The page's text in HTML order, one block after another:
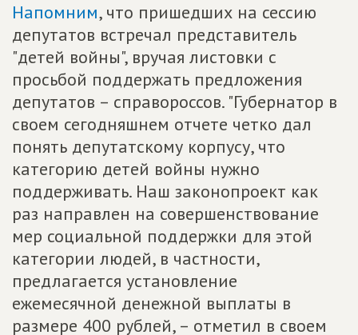
Напомним, что пришедших на сессию
депутатов встречал представитель
"детей войны", вручая листовки с
просьбой поддержать предложения
депутатов – справороссов. "Губернатор в
своем сегодняшнем отчете четко дал
понять депутатскому корпусу, что
категорию детей войны нужно
поддерживать. Наш законопроект как
раз направлен на совершенствование
мер социальной поддержки для этой
категории людей, в частности,
предлагается установление
ежемесячной денежной выплаты в
размере 400 рублей, – отметил в своем